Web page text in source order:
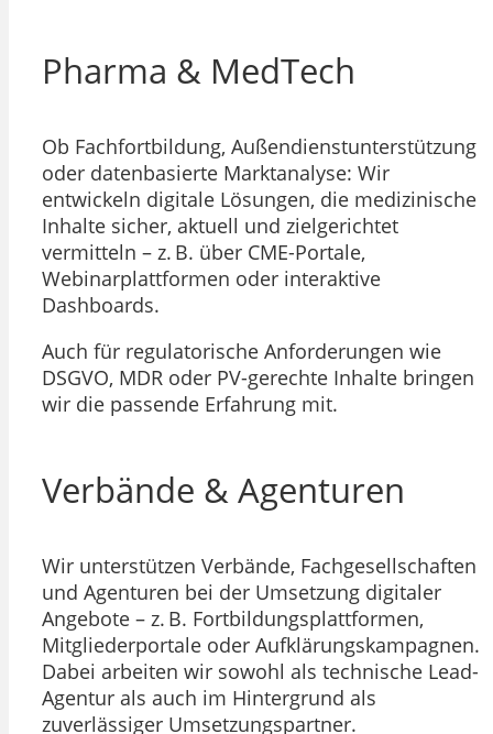
Pharma & MedTech
Ob Fachfortbildung, Außendienstunterstützung
oder datenbasierte Marktanalyse: Wir
entwickeln digitale Lösungen, die medizinische
Inhalte sicher, aktuell und zielgerichtet
vermitteln – z. B. über CME-Portale,
Webinarplattformen oder interaktive
Dashboards.
Auch für regulatorische Anforderungen wie
DSGVO, MDR oder PV-gerechte Inhalte bringen
wir die passende Erfahrung mit.
Verbände & Agenturen
Wir unterstützen Verbände, Fachgesellschaften
und Agenturen bei der Umsetzung digitaler
Angebote – z. B. Fortbildungsplattformen,
Mitgliederportale oder Aufklärungskampagnen.
Dabei arbeiten wir sowohl als technische Lead-
Agentur als auch im Hintergrund als
zuverlässiger Umsetzungspartner.